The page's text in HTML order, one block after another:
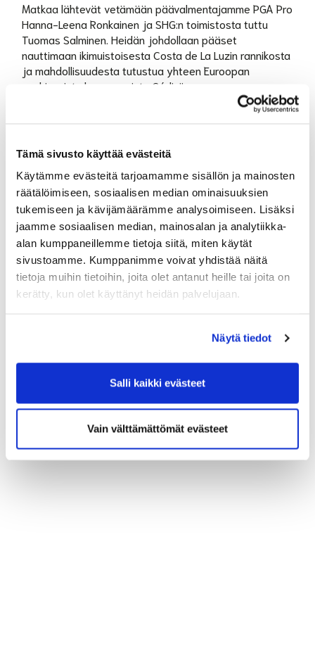
Tämä sivusto käyttää evästeitä
Käytämme evästeitä tarjoamamme sisällön ja mainosten
räätälöimiseen, sosiaalisen median ominaisuuksien
tukemiseen ja kävijämäärämme analysoimiseen. Lisäksi
jaamme sosiaalisen median, mainosalan ja analytiikka-
alan kumppaneillemme tietoja siitä, miten käytät
sivustoamme. Kumppanimme voivat yhdistää näitä
tietoja muihin tietoihin, joita olet antanut heille tai joita on
kerätty, kun olet käyttänyt heidän palvelujaan.
Näytä tiedot
Salli kaikki evästeet
Vain välttämättömät evästeet
Matkaa lähtevät vetämään päävalmentajamme PGA Pro
Hanna-Leena Ronkainen ja SHG:n toimistosta tuttu
Tuomas Salminen. Heidän johdollaan pääset
nauttimaan ikimuistoisesta Costa de La Luzin rannikosta
ja mahdollisuudesta tutustua yhteen Euroopan
vanhimmista kaupungeista Cádiziin.
1740 € jaetussa kahden hengen huoneessa (+60€
bägikuljetus)
1840 € jaetussa kahden hengen huoneessa
merinäköalalla. ( +60€ bägikuljetus)
2050 € omassa huoneessa (+60€ bägikuljetus)